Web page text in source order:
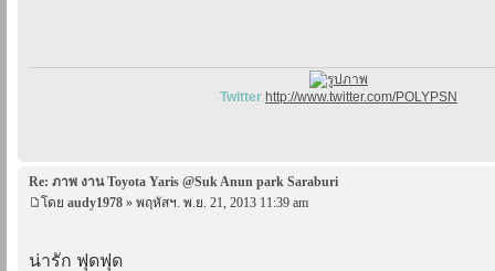
Twitter http://www.twitter.com/POLYPSN
Re: ภาพ งาน Toyota Yaris @Suk Anun park Saraburi
โดย audy1978 » พฤหัสฯ. พ.ย. 21, 2013 11:39 am
น่ารัก ฟุดฟุด